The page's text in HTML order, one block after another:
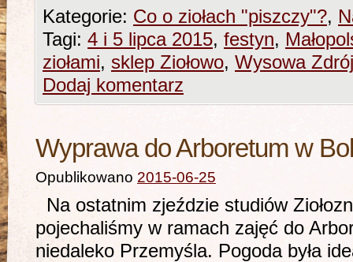
Kategorie: Co o ziołach "piszczy"?,
Tagi: 4 i 5 lipca 2015, festyn,
ziołami, sklep Ziołowo, Wysowa Zdrój
Dodaj komentarz
Wyprawa do Arboretum w
Opublikowano 2015-06-25
Na ostatnim zjeździe studiów
pojechaliśmy w ramach zajęć do
niedaleko Przemyśla. Pogoda była